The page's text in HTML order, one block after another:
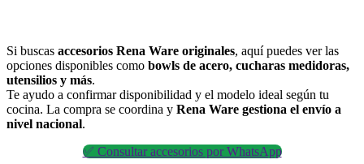
Si buscas accesorios Rena Ware originales, aquí puedes ver las
opciones disponibles como bowls de acero, cucharas medidoras,
utensilios y más.
Te ayudo a confirmar disponibilidad y el modelo ideal según tu
cocina. La compra se coordina y Rena Ware gestiona el envío a
nivel nacional.
✅ Consultar accesorios por WhatsApp